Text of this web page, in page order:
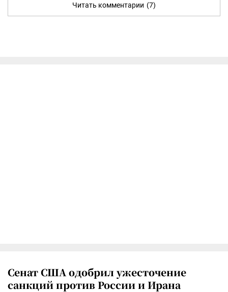
Читать комментарии (7)
Сенат США одобрил ужесточение
санкций против России и Ирана